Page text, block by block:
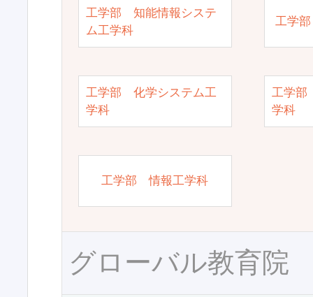
工学部 知能情報システ
ム工学科
工学
工学部 化学システム工
学科
工学部
学科
工学部 情報工学科
グローバル教育院